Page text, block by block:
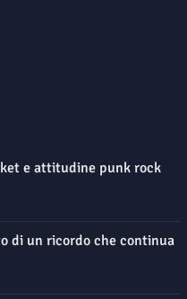
e attitudine punk rock
di un ricordo che continua